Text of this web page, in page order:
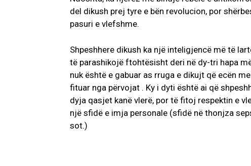
del dikush prej tyre e bën revolucion, por
pasuri e vlefshme.
Shpeshhere dikush ka një inteligjencë më të
të parashikojë ftohtësisht deri në dy-tri hapa
nuk është e gabuar as rruga e dikujt që ecën
fituar nga përvojat . Ky i dyti është ai që
dyja qasjet kanë vlerë, por të fitoj respektin e
një sfidë e imja personale (sfidë në thonjza
sot.)